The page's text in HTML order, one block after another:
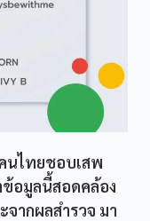
นไทยชอบเสพ
ข้อมูลนี้สอดคล้อง
จากผลสำรวจ มา